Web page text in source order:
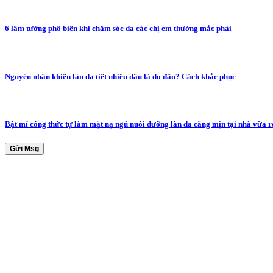
6 lầm tưởng phổ biến khi chăm sóc da các chị em thường mắc phải
Nguyên nhân khiến làn da tiết nhiều dầu là do đâu? Cách khắc phục
Bật mí công thức tự làm mặt nạ ngủ nuôi dưỡng làn da căng mịn tại nhà vừa
Gửi Msg